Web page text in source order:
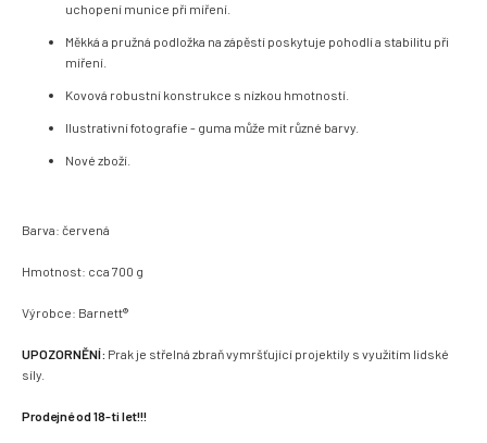
uchopení munice při míření.
Měkká a pružná podložka na zápěstí poskytuje pohodlí a stabilitu při
míření.
Kovová robustní konstrukce s nízkou hmotností.
Ilustrativní fotografie - guma může mít různé barvy.
Nové zboží.
Barva: červená
Hmotnost: cca 700 g
Výrobce: Barnett®
UPOZORNĚNÍ: Prak je střelná zbraň vymršťující projektily s využitím lidské
síly.
Prodejné od 18-ti let!!!